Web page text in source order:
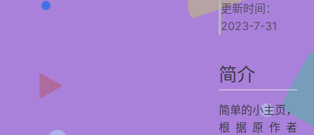
Demo
前期准备
安装依赖
开发模式
页面修改
更新时间：
2023-7-31
简介
简单的小主页，
根据原作者